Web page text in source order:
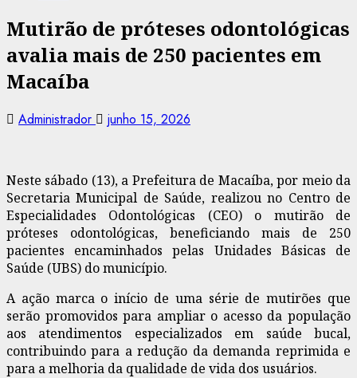
Mutirão de próteses odontológicas
avalia mais de 250 pacientes em
Macaíba
Administrador junho 15, 2026
Neste sábado (13), a Prefeitura de Macaíba, por meio da
Secretaria Municipal de Saúde, realizou no Centro de
Especialidades Odontológicas (CEO) o mutirão de
próteses odontológicas, beneficiando mais de 250
pacientes encaminhados pelas Unidades Básicas de
Saúde (UBS) do município.
A ação marca o início de uma série de mutirões que
serão promovidos para ampliar o acesso da população
aos atendimentos especializados em saúde bucal,
contribuindo para a redução da demanda reprimida e
para a melhoria da qualidade de vida dos usuários.